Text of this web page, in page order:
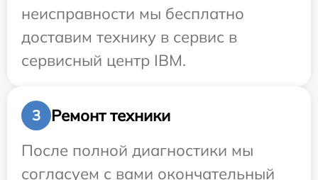
неисправности мы бесплатно
доставим технику в сервис в
сервисный центр IBM.
3
Ремонт техники
После полной диагностики мы
согласуем с вами окончательный